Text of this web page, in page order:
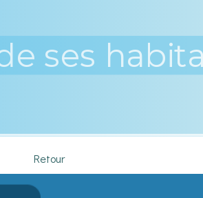
ses
Retour